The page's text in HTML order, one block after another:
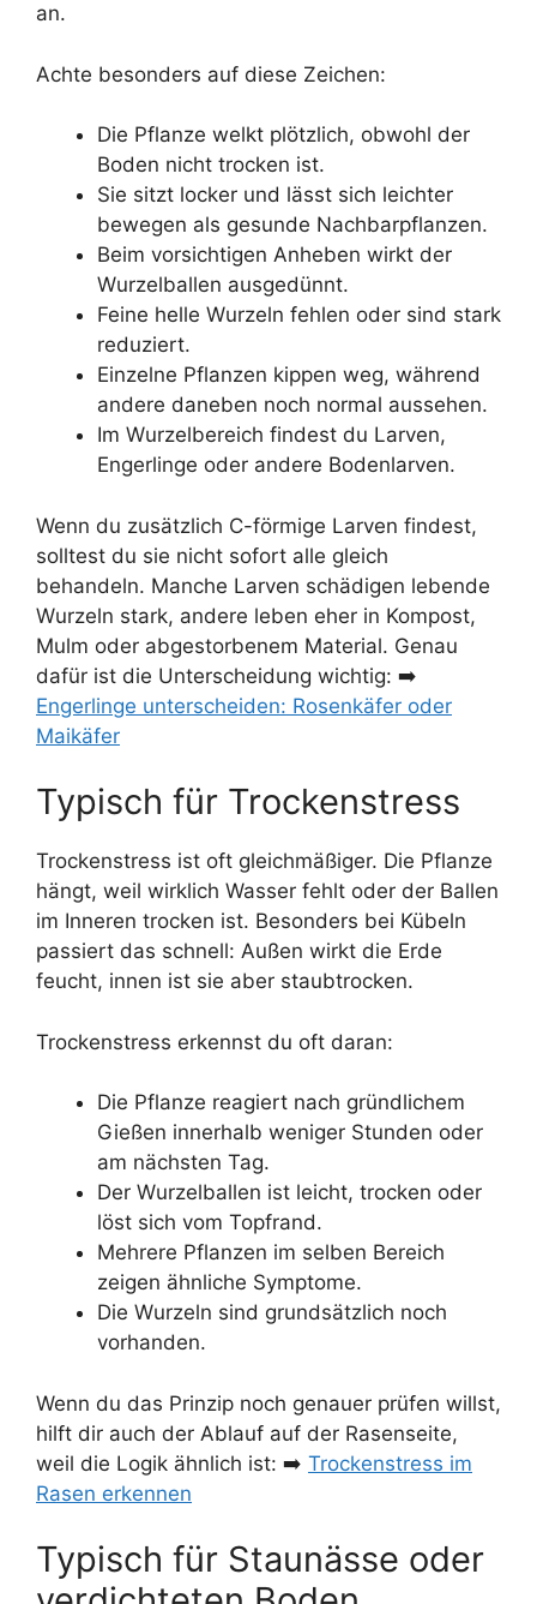
an.
Achte besonders auf diese Zeichen:
Die Pflanze welkt plötzlich, obwohl der
Boden nicht trocken ist.
Sie sitzt locker und lässt sich leichter
bewegen als gesunde Nachbarpflanzen.
Beim vorsichtigen Anheben wirkt der
Wurzelballen ausgedünnt.
Feine helle Wurzeln fehlen oder sind stark
reduziert.
Einzelne Pflanzen kippen weg, während
andere daneben noch normal aussehen.
Im Wurzelbereich findest du Larven,
Engerlinge oder andere Bodenlarven.
Wenn du zusätzlich C-förmige Larven findest,
solltest du sie nicht sofort alle gleich
behandeln. Manche Larven schädigen lebende
Wurzeln stark, andere leben eher in Kompost,
Mulm oder abgestorbenem Material. Genau
dafür ist die Unterscheidung wichtig: ➡️
Engerlinge unterscheiden: Rosenkäfer oder
Maikäfer
Typisch für Trockenstress
Trockenstress ist oft gleichmäßiger. Die Pflanze
hängt, weil wirklich Wasser fehlt oder der Ballen
im Inneren trocken ist. Besonders bei Kübeln
passiert das schnell: Außen wirkt die Erde
feucht, innen ist sie aber staubtrocken.
Trockenstress erkennst du oft daran:
Die Pflanze reagiert nach gründlichem
Gießen innerhalb weniger Stunden oder
am nächsten Tag.
Der Wurzelballen ist leicht, trocken oder
löst sich vom Topfrand.
Mehrere Pflanzen im selben Bereich
zeigen ähnliche Symptome.
Die Wurzeln sind grundsätzlich noch
vorhanden.
Wenn du das Prinzip noch genauer prüfen willst,
hilft dir auch der Ablauf auf der Rasenseite,
weil die Logik ähnlich ist: ➡️ Trockenstress im
Rasen erkennen
Typisch für Staunässe oder